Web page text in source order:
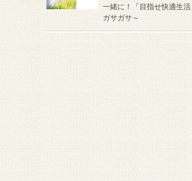
一緒に！「目指せ快適生
ガサガサ～